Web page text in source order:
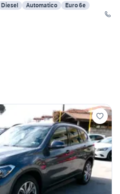
Diesel Automatico
Euro 6e